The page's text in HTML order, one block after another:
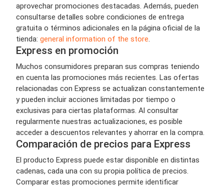
aprovechar promociones destacadas. Además, pueden
consultarse detalles sobre condiciones de entrega
gratuita o términos adicionales en la página oficial de la
tienda: general information of the store
Express en promoción
Muchos consumidores preparan sus compras teniendo
en cuenta las promociones más recientes. Las ofertas
relacionadas con Express se actualizan constantemente
y pueden incluir acciones limitadas por tiempo o
exclusivas para ciertas plataformas. Al consultar
regularmente nuestras actualizaciones, es posible
acceder a descuentos relevantes y ahorrar en la compra.
Comparación de precios para Express
El producto Express puede estar disponible en distintas
cadenas, cada una con su propia política de precios.
Comparar estas promociones permite identificar